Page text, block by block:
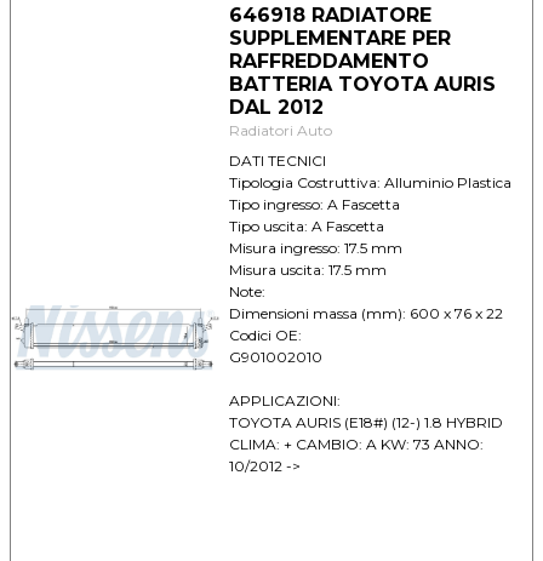
646918 RADIATORE
SUPPLEMENTARE PER
RAFFREDDAMENTO
BATTERIA TOYOTA AURIS
DAL 2012
Radiatori Auto
DATI TECNICI
Tipologia Costruttiva: Alluminio Plastica
Tipo ingresso: A Fascetta
Tipo uscita: A Fascetta
Misura ingresso: 17.5 mm
Misura uscita: 17.5 mm
Note:
Dimensioni massa (mm): 600 x 76 x 22
Codici OE:
G901002010
APPLICAZIONI:
TOYOTA AURIS (E18#) (12-) 1.8 HYBRID
CLIMA: + CAMBIO: A KW: 73 ANNO:
10/2012 ->